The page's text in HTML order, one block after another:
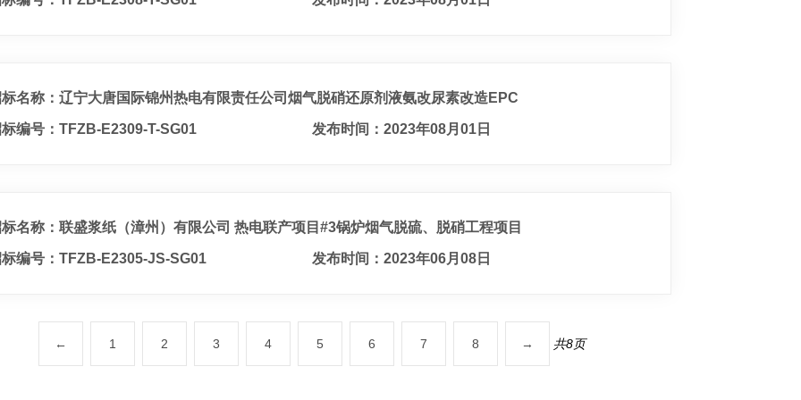
名称：辽宁大唐国际锦州热电有限责任公司烟气脱硝还原剂液氨改尿素改造EPC
编号：TFZB-E2309-T-SG01 发布时间：2023年08月01日
名称：联盛浆纸（漳州）有限公司 热电联产项目#3锅炉烟气脱硫、脱硝工程项目
编号：TFZB-E2305-JS-SG01 发布时间：2023年06月08日
← 1 2 3 4 5 6 7 8 → 共8页